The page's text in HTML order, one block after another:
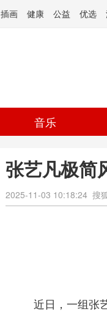
插画 健康 公益 优选
音乐
张艺凡极简
2025-11-03 10:18:24 搜
近日，一组张